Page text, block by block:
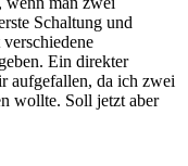
Schaltung und
Ein direkter
aufgefallen, da ich zwei
wollte. Soll jetzt aber